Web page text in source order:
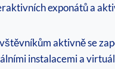
exponátů a
aktivně se
instalacemi a